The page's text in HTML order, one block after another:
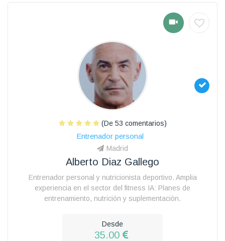
(De 53 comentarios)
Entrenador personal
Madrid
Alberto Diaz Gallego
Entrenador personal y nutricionista deportivo. Amplia
experiencia en el sector del fitness IA: Planes de
entrenamiento, nutrición y suplementación.
Desde
35.00